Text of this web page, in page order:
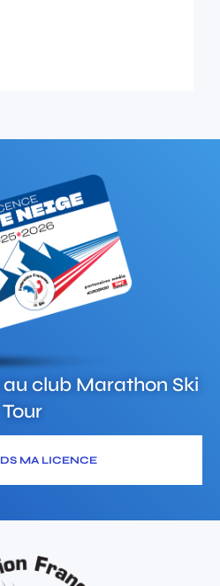
au club Marathon Ski
Tour
MA LICENCE